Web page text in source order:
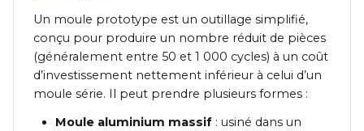
Un moule prototype est un outillage simplifié,
conçu pour produire un nombre réduit de pièces
(généralement entre 50 et 1 000 cycles) à un coût
d’investissement nettement inférieur à celui d’un
moule série. Il peut prendre plusieurs formes :
Moule aluminium massif : usiné dans un